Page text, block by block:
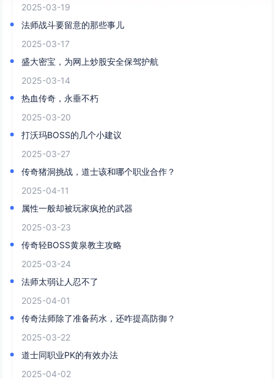
2025-03-19
法师战斗要留意的那些事儿
2025-03-17
盛大密宝，为网上炒股安全保驾护航
2025-03-14
热血传奇，永垂不朽
2025-03-20
打沃玛BOSS的几个小建议
2025-03-27
传奇猪洞挑战，道士该和哪个职业合作？
2025-04-11
属性一般却被玩家疯抢的武器
2025-03-23
传奇轻BOSS黄泉教主攻略
2025-03-24
法师太弱让人忍不了
2025-04-01
传奇法师除了准备药水，还咋提高防御？
2025-03-22
道士同职业PK的有效办法
2025-04-02